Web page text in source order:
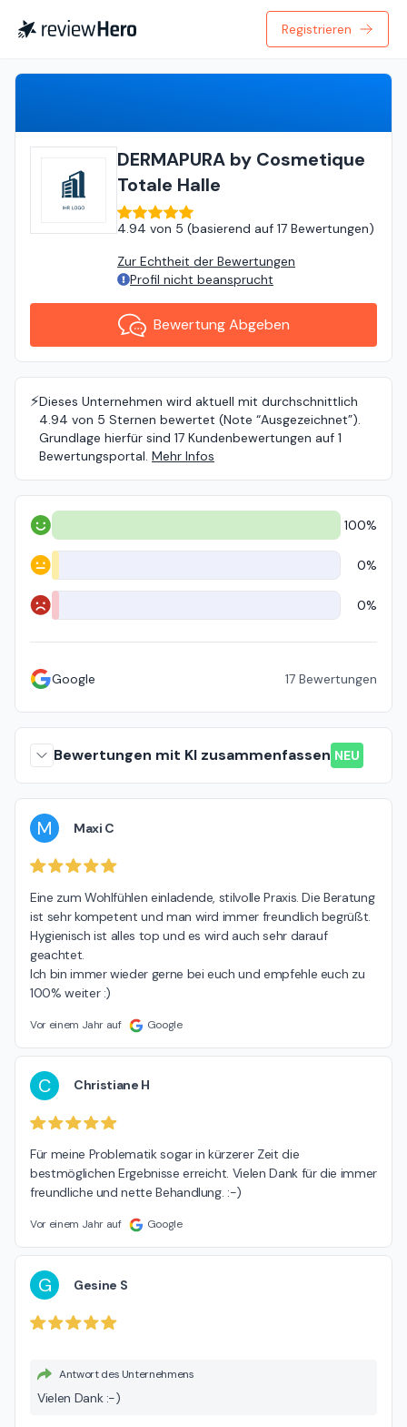
Registrieren
DERMAPURA by Cosmetique
Totale Halle
4.94 von 5 (basierend auf 17 Bewertungen)
Zur Echtheit der Bewertungen
Profil nicht beansprucht
Bewertung Abgeben
⚡️Dieses Unternehmen wird aktuell mit durchschnittlich
4.94 von 5 Sternen bewertet (Note “Ausgezeichnet”).
Grundlage hierfür sind 17 Kundenbewertungen auf 1
Bewertungsportal. Mehr Infos
Positiv 100%
Neutral 0%
Negativ 0%
Google 17 Bewertungen
Bewertungen mit KI zusammenfassen NEU
M Maxi C
Eine zum Wohlfühlen einladende, stilvolle Praxis. Die Beratung
ist sehr kompetent und man wird immer freundlich begrüßt.
Hygienisch ist alles top und es wird auch sehr darauf
geachtet.
Ich bin immer wieder gerne bei euch und empfehle euch zu
100% weiter :)
Vor einem Jahr auf Google
C Christiane H
Für meine Problematik sogar in kürzerer Zeit die
bestmöglichen Ergebnisse erreicht. Vielen Dank für die immer
freundliche und nette Behandlung. :-)
Vor einem Jahr auf Google
G Gesine S
Antwort des Unternehmens
Vielen Dank :-)